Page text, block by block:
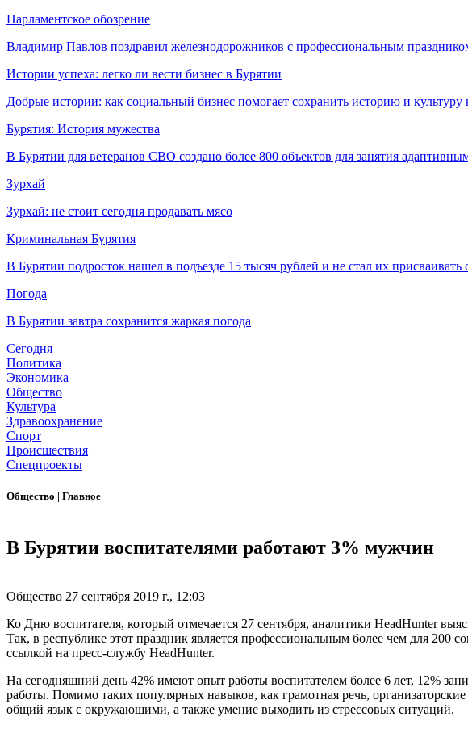
Парламентское обозрение
Владимир Павлов поздравил железнодорожников с профессиональным
Истории успеха: легко ли вести бизнес в Бурятии
Добрые истории: как социальный бизнес помогает сохранить историю и культуру
Бурятия: История мужества
В Бурятии для ветеранов СВО создано более 800 объектов для занятия
Зурхай
Зурхай: не стоит сегодня продавать мясо
Криминальная Бурятия
В Бурятии подросток нашел в подъезде 15 тысяч рублей и не стал их присваивать
Погода
В Бурятии завтра сохранится жаркая погода
Сегодня
Политика
Экономика
Общество
Культура
Здравоохранение
Спорт
Происшествия
Спецпроекты
Общество | Главное
В Бурятии воспитателями работают 3% мужчин
Общество 27 сентября 2019 г., 12:03
Ко Дню воспитателя, который отмечается 27 сентября, аналитики HeadHunter
Так, в республике этот праздник является профессиональным более чем для
ссылкой на пресс-службу HeadHunter.
На сегодняшний день 42% имеют опыт работы воспитателем более 6 лет, 12%
работы. Помимо таких популярных навыков, как грамотная речь,
общий язык с окружающими, а также умение выходить из стрессовых ситуаций.